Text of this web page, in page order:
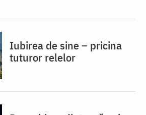
Iubirea de sine – pricina
tuturor relelor